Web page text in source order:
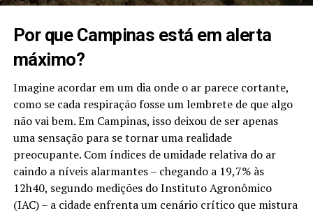
Por que Campinas está em alerta
máximo?
Imagine acordar em um dia onde o ar parece cortante,
como se cada respiração fosse um lembrete de que algo
não vai bem. Em Campinas, isso deixou de ser apenas
uma sensação para se tornar uma realidade
preocupante. Com índices de umidade relativa do ar
caindo a níveis alarmantes – chegando a 19,7% às
12h40, segundo medições do Instituto Agronômico
(IAC) – a cidade enfrenta um cenário crítico que mistura